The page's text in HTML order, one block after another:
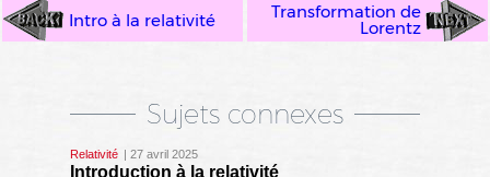
Sujets connexes
Relativité | 27 avril 2025
Introduction à la relativité
Intro à la relativité Transformation de
Lorentz